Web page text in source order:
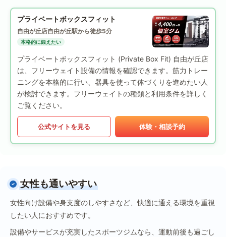
プライベートボックスフィット
自由が丘店自由が丘駅から徒歩5分
本格的に鍛えたい
プライベートボックスフィット (Private Box Fit) 自由が丘店
は、フリーウェイト設備の情報を確認できます。筋力トレー
ニングを本格的に行い、器具を使って体づくりを進めたい人
が検討できます。フリーウェイトの種類と利用条件を詳しく
ご覧ください。
公式サイトを見る 体験・相談予約
女性も通いやすい
女性向け設備や身支度のしやすさなど、快適に通える環境を重視
したい人におすすめです。
設備やサービスが充実したスポーツジムなら、運動前後も過ごし